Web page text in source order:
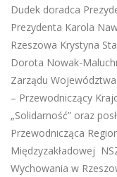
Dudek doradca
Prezydenta Karola
Rzeszowa Krystyna
Dorota Nowak-
Zarządu
– Przewodniczący
„Solidarność” oraz
Przewodnicząca
Międzyzakładowej
Wychowania w